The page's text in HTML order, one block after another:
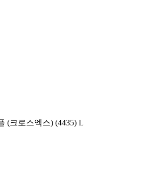
(크로스엑스) (4435) L